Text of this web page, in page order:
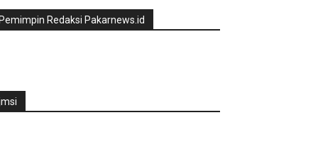
Pemimpin Redaksi Pakarnews.id